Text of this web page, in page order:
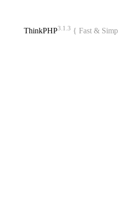
ThinkPHP3.1.3 { Fast &